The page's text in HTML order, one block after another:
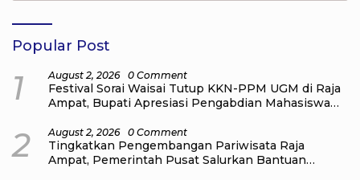
Popular Post
1 August 2, 2026 0 Comment
Festival Sorai Waisai Tutup KKN-PPM UGM di Raja
Ampat, Bupati Apresiasi Pengabdian Mahasiswa
2 August 2, 2026 0 Comment
Tingkatkan Pengembangan Pariwisata Raja
Ampat, Pemerintah Pusat Salurkan Bantuan